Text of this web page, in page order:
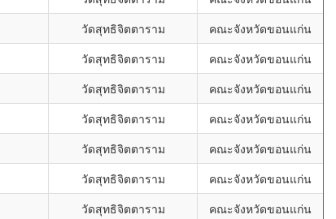
วัดสุทธิจิตตาราม
คณะจังหวัดขอนแก่น
วัดสุทธิจิตตาราม
คณะจังหวัดขอนแก่น
วัดสุทธิจิตตาราม
คณะจังหวัดขอนแก่น
วัดสุทธิจิตตาราม
คณะจังหวัดขอนแก่น
วัดสุทธิจิตตาราม
คณะจังหวัดขอนแก่น
วัดสุทธิจิตตาราม
คณะจังหวัดขอนแก่น
วัดสุทธิจิตตาราม
คณะจังหวัดขอนแก่น